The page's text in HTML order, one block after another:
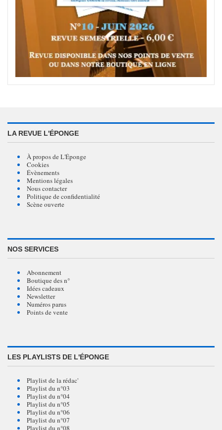
LA REVUE L'ÉPONGE
À propos de L'Éponge
Cookies
Évènements
Mentions légales
Nous contacter
Politique de confidentialité
Scène ouverte
NOS SERVICES
Abonnement
Boutique des n°
Idées cadeaux
Newsletter
Numéros parus
Points de vente
LES PLAYLISTS DE L'ÉPONGE
Playlist de la rédac'
Playlist du n°03
Playlist du n°04
Playlist du n°05
Playlist du n°06
Playlist du n°07
Playlist du n°08